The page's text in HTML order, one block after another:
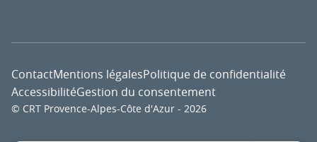
© CRT Provence-Alpes-Côte d'Azur - 2026
ContactMentions légalesPolitique de confidentialité
AccessibilitéGestion du consentement